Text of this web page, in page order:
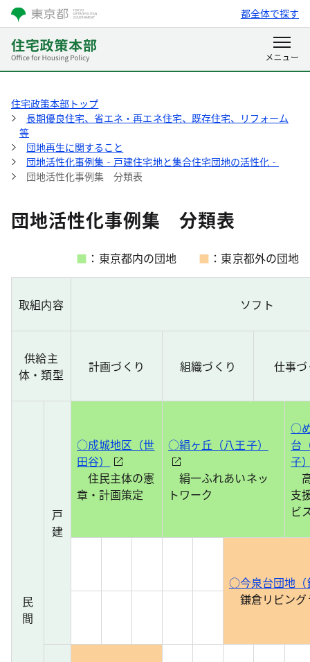
都全体で探す
住宅政策本部トップ
長期優良住宅、省エネ・再エネ住宅、既存住宅、リフォーム
等
団地再生に関すること
団地活性化事例集‐戸建住宅地と集合住宅団地の活性化‐
団地活性化事例集 分類表
団地活性化事例集 分類表
■ ：東京都内の団地 ■ ：東京都外の団地
取組内容 ソフト
供給主
体・類型
計画づくり 組織づくり 仕事
民
間
戸
建
○成城地区（世
田谷）
住民主体の憲
章・計画策定
○絹ヶ丘（八王子）
絹一ふれあいネッ
トワーク
○
台
子
支
ビ
○今泉台団地（
鎌倉リビング